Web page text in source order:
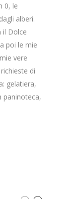
0, le
alberi.
il Dolce
poi le mie
vere
di
gelatiera,
paninoteca,